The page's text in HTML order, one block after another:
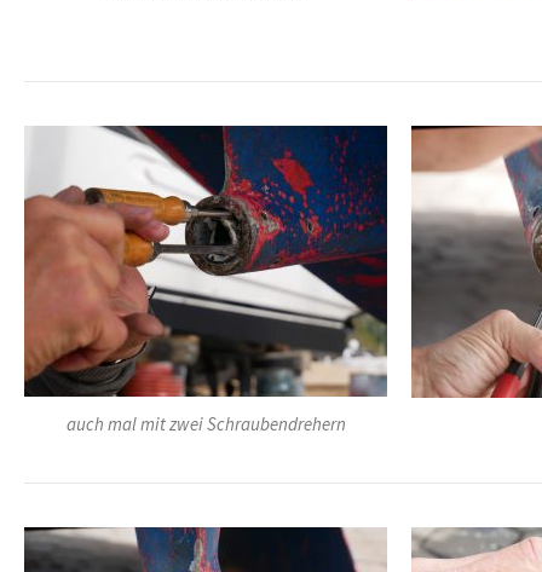
auch mal mit zwei Schraubendrehern